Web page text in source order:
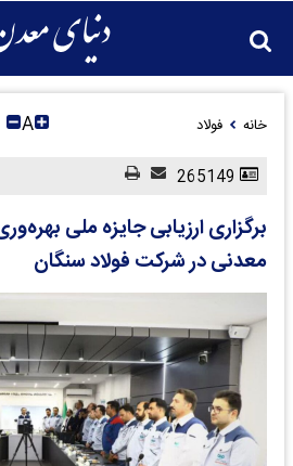
خانه فولاد A
برگزاری ارزیابی جایزه ملی
معدنی در شرکت فولاد سنگان